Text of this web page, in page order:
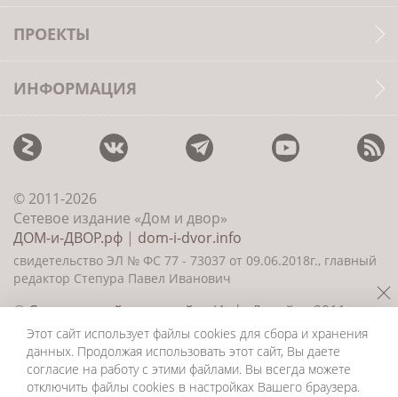
ПРОЕКТЫ
ИНФОРМАЦИЯ
© 2011-2026
Сетевое издание «Дом и двор»
ДОМ-и-ДВОР.рф | dom-i-dvor.info
свидетельство ЭЛ № ФС 77 - 73037 от 09.06.2018г., главный
редактор Степура Павел Иванович
©Создание сайта и дизайн«ИнфоДизайн» 2011—
2026
Этот сайт использует файлы cookies для сбора и хранения
данных. Продолжая использовать этот сайт, Вы даете
согласие на работу с этими файлами. Вы всегда можете
отключить файлы cookies в настройках Вашего браузера.